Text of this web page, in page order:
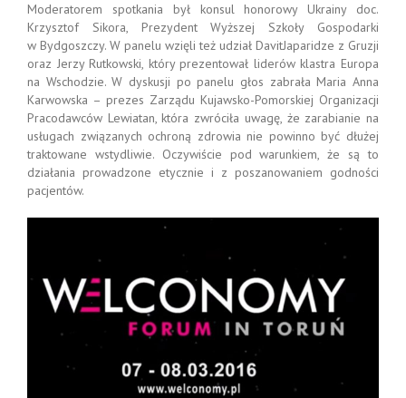
Moderatorem spotkania był konsul honorowy Ukrainy doc.
Krzysztof Sikora, Prezydent Wyższej Szkoły Gospodarki
w Bydgoszczy. W panelu wzięli też udział DavitJaparidze z Gruzji
oraz Jerzy Rutkowski, który prezentował liderów klastra Europa
na Wschodzie. W dyskusji po panelu głos zabrała Maria Anna
Karwowska – prezes Zarządu Kujawsko-Pomorskiej Organizacji
Pracodawców Lewiatan, która zwróciła uwagę, że zarabianie na
usługach związanych ochroną zdrowia nie powinno być dłużej
traktowane wstydliwie. Oczywiście pod warunkiem, że są to
działania prowadzone etycznie i z poszanowaniem godności
pacjentów.